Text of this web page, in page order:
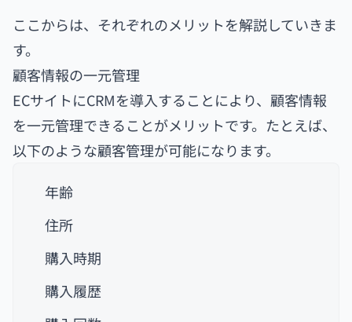
ここからは、それぞれのメリットを解説していきま
す。
顧客情報の一元管理
ECサイトにCRMを導入することにより、顧客情報
を一元管理できることがメリットです。たとえば、
以下のような顧客管理が可能になります。
年齢
住所
購入時期
購入履歴